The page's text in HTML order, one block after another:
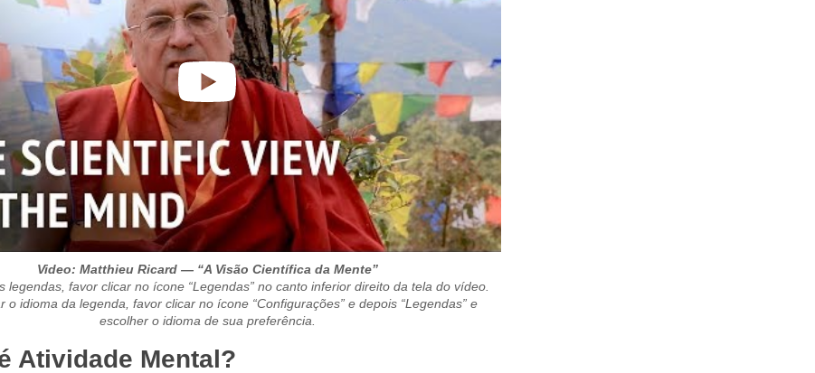
Video: Matthieu Ricard — “A Visão Científica da Mente”
legendas, favor clicar no ícone “Legendas” no canto inferior direito da tela do vídeo.
o idioma da legenda, favor clicar no ícone “Configurações” e depois “Legendas” e
escolher o idioma de sua preferência.
Atividade Mental?